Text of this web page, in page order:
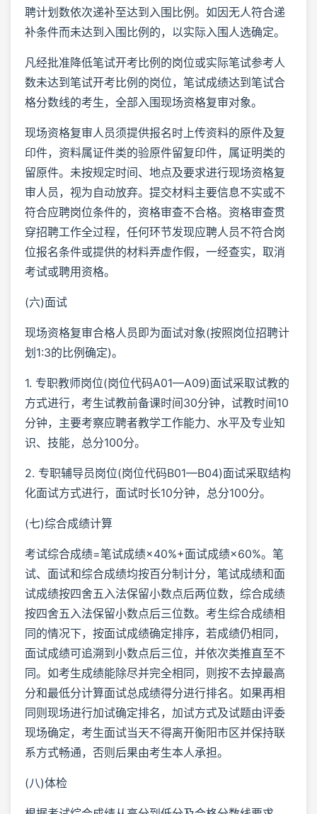
聘计划数依次递补至达到入围比例。如因无人符合递
补条件而未达到入围比例的，以实际入围人选确定。
凡经批准降低笔试开考比例的岗位或实际笔试参考人
数未达到笔试开考比例的岗位，笔试成绩达到笔试合
格分数线的考生，全部入围现场资格复审对象。
现场资格复审人员须提供报名时上传资料的原件及复
印件，资料属证件类的验原件留复印件，属证明类的
留原件。未按规定时间、地点及要求进行现场资格复
审人员，视为自动放弃。提交材料主要信息不实或不
符合应聘岗位条件的，资格审查不合格。资格审查贯
穿招聘工作全过程，任何环节发现应聘人员不符合岗
位报名条件或提供的材料弄虚作假，一经查实，取消
考试或聘用资格。
(六)面试
现场资格复审合格人员即为面试对象(按照岗位招聘计
划1:3的比例确定)。
1. 专职教师岗位(岗位代码A01—A09)面试采取试教的
方式进行，考生试教前备课时间30分钟，试教时间10
分钟，主要考察应聘者教学工作能力、水平及专业知
识、技能，总分100分。
2. 专职辅导员岗位(岗位代码B01—B04)面试采取结构
化面试方式进行，面试时长10分钟，总分100分。
(七)综合成绩计算
考试综合成绩=笔试成绩×40%+面试成绩×60%。笔
试、面试和综合成绩均按百分制计分，笔试成绩和面
试成绩按四舍五入法保留小数点后两位数，综合成绩
按四舍五入法保留小数点后三位数。考生综合成绩相
同的情况下，按面试成绩确定排序，若成绩仍相同，
面试成绩可追溯到小数点后三位，并依次类推直至不
同。如考生成绩能除尽并完全相同，则按不去掉最高
分和最低分计算面试总成绩得分进行排名。如果再相
同则现场进行加试确定排名，加试方式及试题由评委
现场确定，考生面试当天不得离开衡阳市区并保持联
系方式畅通，否则后果由考生本人承担。
(八)体检